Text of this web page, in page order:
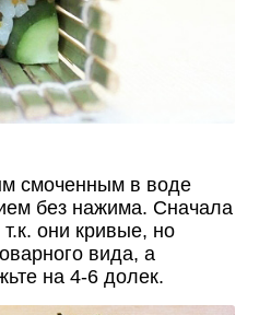
смоченным в воде
без нажима. Сначала
они кривые, но
вида, а
на 4-6 долек.